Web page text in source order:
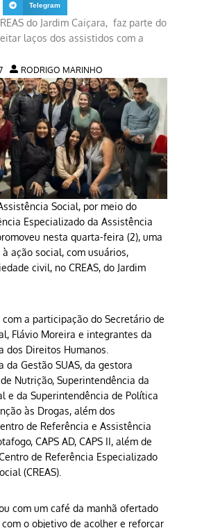
Telegram
do Jardim Caiçara, faz parte do
laços dos assistidos com a
RODRIGO MARINHO
Social, por meio do
Especializado da Assistência
nesta quarta-feira (2), uma
ação social, com usuários,
civil, no CREAS, do Jardim
a participação do Secretário de
Flávio Moreira e integrantes da
dos Direitos Humanos.
da Gestão SUAS, da gestora
Nutrição, Superintendência da
e da Superintendência de Política
às Drogas, além dos
de Referência e Assistência
CAPS AD, CAPS II, além de
de Referência Especializado
(CREAS).
com um café da manhã ofertado
o objetivo de acolher e reforçar